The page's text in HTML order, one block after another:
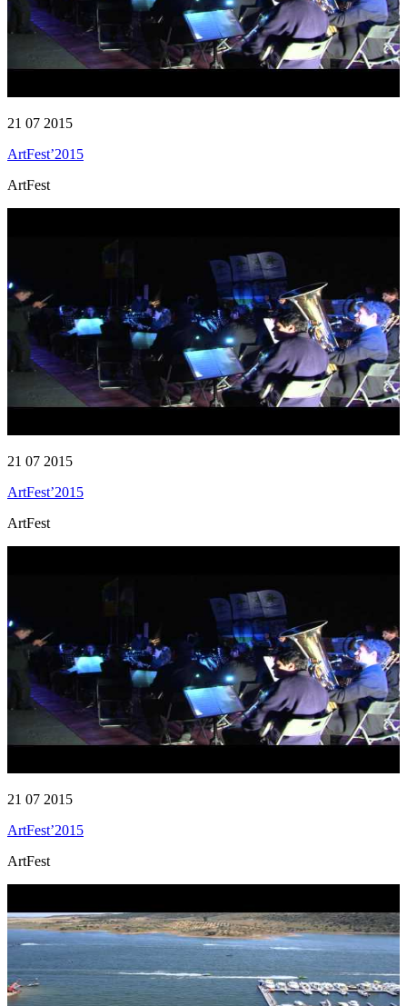
21 07 2015
ArtFest’2015
ArtFest
21 07 2015
ArtFest’2015
ArtFest
21 07 2015
ArtFest’2015
ArtFest